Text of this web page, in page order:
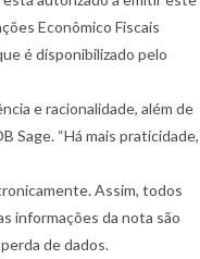
Econômico Fiscais
é disponibilizado pelo
e racionalidade, além de
Sage. “Há mais praticidade,
Assim, todos
informações da nota são
de dados.